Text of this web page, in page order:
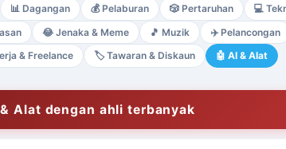
📊 Dagangan 💰 Pelaburan 🎲 Pertaruhan 💻
😂 Jenaka & Meme 🎵 Muzik ✈️ Pelancongan
& Freelance 🏷️ Tawaran & Diskaun 🤖 AI & Alat
Alat dengan ahli terbanyak